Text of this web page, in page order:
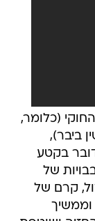
(כלומר,
ביבר),
בקטע
של
קרם של
וממשיך